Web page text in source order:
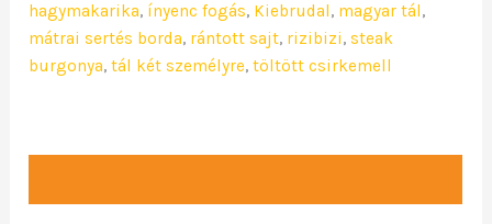
hagymakarika, ínyenc fogás, Kiebrudal , magyar tál ,
mátrai sertés borda, rántott sajt, rizibizi,steak
burgonya,tál két személyre,töltött csirkemell